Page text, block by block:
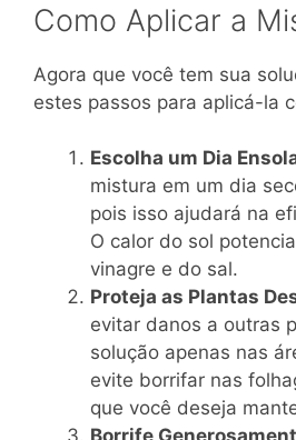
Como Aplicar a
Agora que você tem sua
estes passos para aplicá-la
Escolha um Dia
mistura em um dia
pois isso ajudará na
O calor do sol
vinagre e do sal.
Proteja as Plantas
evitar danos a outras
solução apenas nas
evite borrifar nas
que você deseja